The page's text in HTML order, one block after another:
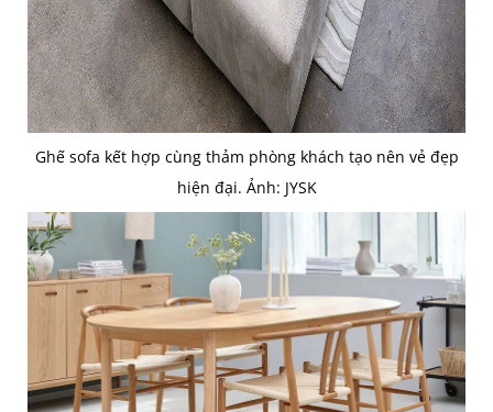
Ghế sofa kết hợp cùng thảm phòng khách tạo nên vẻ đẹp
hiện đại. Ảnh: JYSK